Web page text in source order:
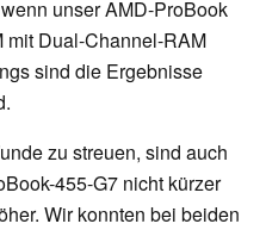
unser AMD-ProBook
mit Dual-Channel-RAM
sind die Ergebnisse
zu streuen, sind auch
455-G7 nicht kürzer
Wir konnten bei beiden